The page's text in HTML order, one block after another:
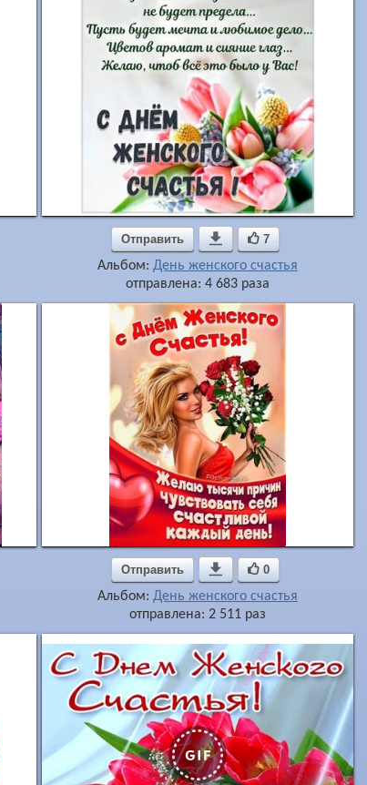
Отправить  7
Альбом: День женского счастья
отправлена: 4 683 раза
Отправить  0
Альбом: День женского счастья
отправлена: 2 511 раз